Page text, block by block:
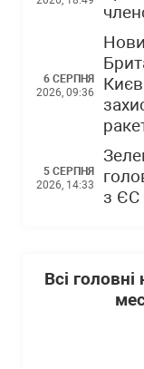
6 СЕРПНЯ
2026, 09:36
5 СЕРПНЯ
2026, 14:33
з ЄС
Всі